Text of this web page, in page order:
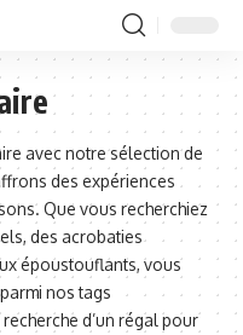
avec notre sélection de
des expériences
Que vous recherchiez
des acrobaties
époustouflants, vous
nos tags
d’un régal pour